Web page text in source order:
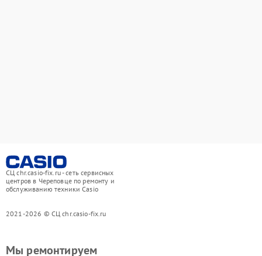
СЦ chr.casio-fix.ru - сеть сервисных
центров в Череповце по ремонту и
обслуживанию техники Casio
2021-2026 © СЦ chr.casio-fix.ru
Мы ремонтируем